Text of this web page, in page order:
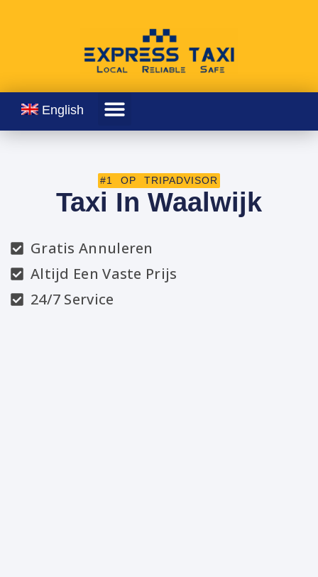
English
#1 OP TRIPADVISOR
Taxi In Waalwijk
Gratis Annuleren
Altijd Een Vaste Prijs
24/7 Service